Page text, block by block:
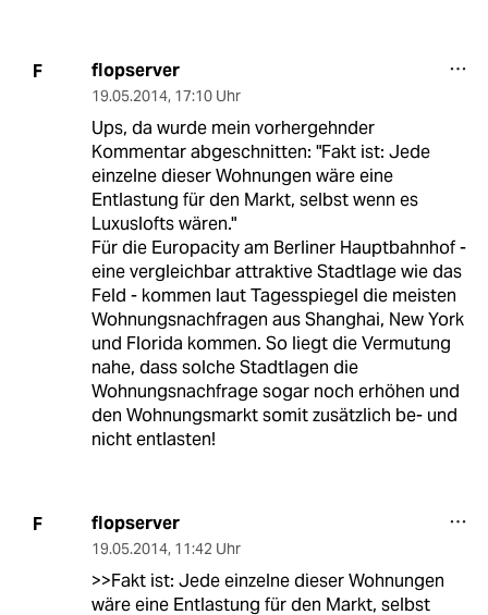
F flopserver
19.05.2014, 17:10 Uhr
Ups, da wurde mein vorhergehnder
Kommentar abgeschnitten: "Fakt ist: Jede
einzelne dieser Wohnungen wäre eine
Entlastung für den Markt, selbst wenn es
Luxuslofts wären."
Für die Europacity am Berliner Hauptbahnhof -
eine vergleichbar attraktive Stadtlage wie das
Feld - kommen laut Tagesspiegel die meisten
Wohnungsnachfragen aus Shanghai, New York
und Florida kommen. So liegt die Vermutung
nahe, dass solche Stadtlagen die
Wohnungsnachfrage sogar noch erhöhen und
den Wohnungsmarkt somit zusätzlich be- und
nicht entlasten!
F flopserver
19.05.2014, 11:42 Uhr
>>Fakt ist: Jede einzelne dieser Wohnungen
wäre eine Entlastung für den Markt, selbst